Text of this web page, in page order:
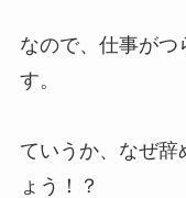
なので、仕事がつ
す。
ていうか、なぜ辞
ょう！？